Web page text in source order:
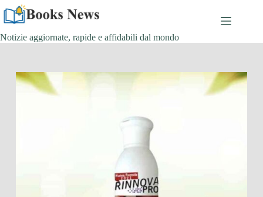
contenuto
Notizie aggiornate, rapide e affidabili dal mondo